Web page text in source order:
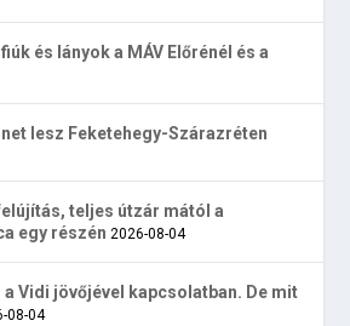
és lányok a MÁV Előrénél és a
lesz Feketehegy-Szárazréten
teljes útzár mától a
egy részén 2026-08-04
a Vidi jövőjével kapcsolatban. De mit
08-04